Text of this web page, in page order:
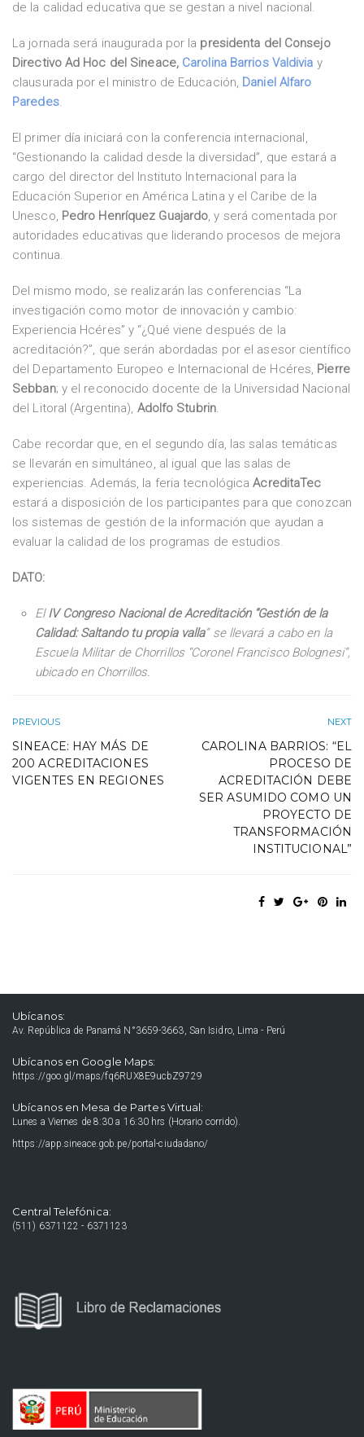
de la calidad educativa que se gestan a nivel nacional.
La jornada será inaugurada por la presidenta del Consejo
Directivo Ad Hoc del Sineace, Carolina Barrios Valdivia y
clausurada por el ministro de Educación, Daniel Alfaro
Paredes.
El primer día iniciará con la conferencia internacional,
“Gestionando la calidad desde la diversidad”, que estará a
cargo del director del Instituto Internacional para la
Educación Superior en América Latina y el Caribe de la
Unesco, Pedro Henríquez Guajardo, y será comentada por
autoridades educativas que liderando procesos de mejora
continua.
Del mismo modo, se realizarán las conferencias “La
investigación como motor de innovación y cambio:
Experiencia Hcéres” y “¿Qué viene después de la
acreditación?”, que serán abordadas por el asesor científico
del Departamento Europeo e Internacional de Hcéres, Pierre
Sebban; y el reconocido docente de la Universidad Nacional
del Litoral (Argentina), Adolfo Stubrin.
Cabe recordar que, en el segundo día, las salas temáticas
se llevarán en simultáneo, al igual que las salas de
experiencias. Además, la feria tecnológicaAcreditaTec
estará a disposición de los participantes para que conozcan
los sistemas de gestión de la información que ayudan a
evaluar la calidad de los programas de estudios.
DATO:
ElIV Congreso Nacional de Acreditación “Gestión de la
Calidad: Saltando tu propia valla” se llevará a cabo en la
Escuela Militar de Chorrillos “Coronel Francisco Bolognesi”,
ubicado en Chorrillos.
PREVIOUS
SINEACE: HAY MÁS DE
200 ACREDITACIONES
VIGENTES EN REGIONES
NEXT
CAROLINA BARRIOS: “EL
PROCESO DE
ACREDITACIÓN DEBE
SER ASUMIDO COMO UN
PROYECTO DE
TRANSFORMACIÓN
INSTITUCIONAL”
Ubícanos:
Av. República de Panamá N°3659-3663, San Isidro, Lima - Perú
Ubícanos en Google Maps:
https://goo.gl/maps/fq6RUX8E9ucbZ9729
Ubícanos en Mesa de Partes Virtual:
Lunes a Viernes de 8:30 a 16:30 hrs (Horario corrido).
https://app.sineace.gob.pe/portal-ciudadano/
Central Telefónica:
(511) 6371122 - 6371123